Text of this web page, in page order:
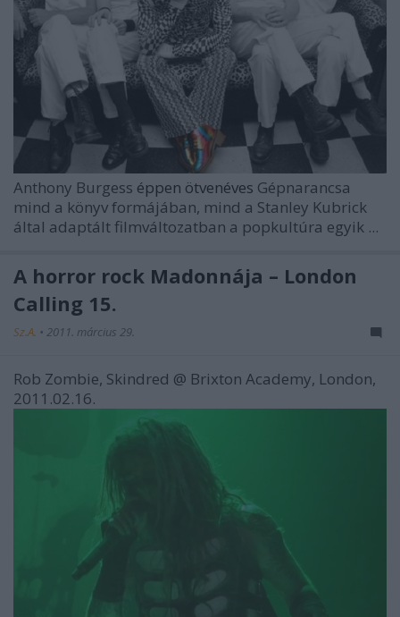
Anthony Burgess éppen ötvenéves Gépnarancsa
mind a könyv formájában, mind a Stanley Kubrick
által adaptált filmváltozatban a popkultúra egyik ...
A horror rock Madonnája – London
Calling 15.
Sz.A. • 2011. március 29.
Rob Zombie, Skindred @ Brixton Academy, London,
2011.02.16.